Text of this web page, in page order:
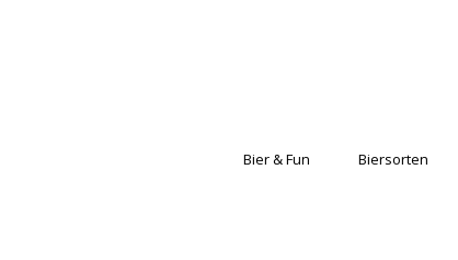
Bier & Fun Biersorten